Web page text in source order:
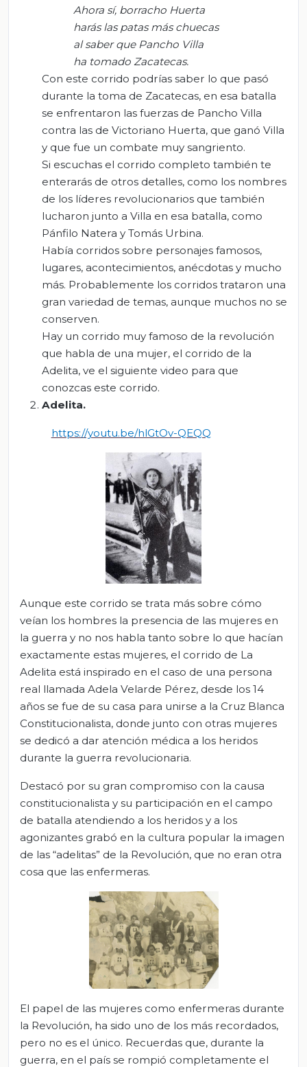
Ahora sí, borracho Huerta
harás las patas más chuecas
al saber que Pancho Villa
ha tomado Zacatecas.
Con este corrido podrías saber lo que pasó
durante la toma de Zacatecas, en esa batalla
se enfrentaron las fuerzas de Pancho Villa
contra las de Victoriano Huerta, que ganó Villa
y que fue un combate muy sangriento.
Si escuchas el corrido completo también te
enterarás de otros detalles, como los nombres
de los líderes revolucionarios que también
lucharon junto a Villa en esa batalla, como
Pánfilo Natera y Tomás Urbina.
Había corridos sobre personajes famosos,
lugares, acontecimientos, anécdotas y mucho
más. Probablemente los corridos trataron una
gran variedad de temas, aunque muchos no se
conserven.
Hay un corrido muy famoso de la revolución
que habla de una mujer, el corrido de la
Adelita, ve el siguiente video para que
conozcas este corrido.
Adelita.
https://youtu.be/hlGtOv-QEQQ
Aunque este corrido se trata más sobre cómo
veían los hombres la presencia de las mujeres en
la guerra y no nos habla tanto sobre lo que hacían
exactamente estas mujeres, el corrido de La
Adelita está inspirado en el caso de una persona
real llamada Adela Velarde Pérez, desde los 14
años se fue de su casa para unirse a la Cruz Blanca
Constitucionalista, donde junto con otras mujeres
se dedicó a dar atención médica a los heridos
durante la guerra revolucionaria.
Destacó por su gran compromiso con la causa
constitucionalista y su participación en el campo
de batalla atendiendo a los heridos y a los
agonizantes grabó en la cultura popular la imagen
de las “adelitas” de la Revolución, que no eran otra
cosa que las enfermeras.
El papel de las mujeres como enfermeras durante
la Revolución, ha sido uno de los más recordados,
pero no es el único. Recuerdas que, durante la
guerra, en el país se rompió completamente el